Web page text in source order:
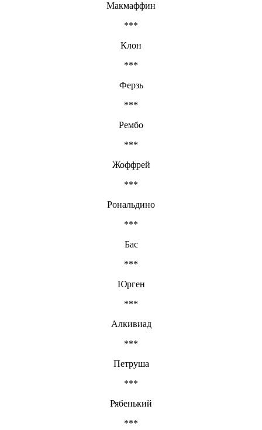
Макмаффин
***
Клон
***
Ферзь
***
Рембо
***
Жоффрей
***
Рональдино
***
Бас
***
Юрген
***
Алкивиад
***
Петруша
***
Рябенький
***